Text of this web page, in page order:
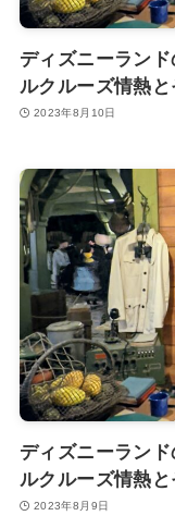
ディズニーラン
ルクルーズ情熱
2023年8月10日
ディズニーラン
ルクルーズ情熱
2023年8月9日